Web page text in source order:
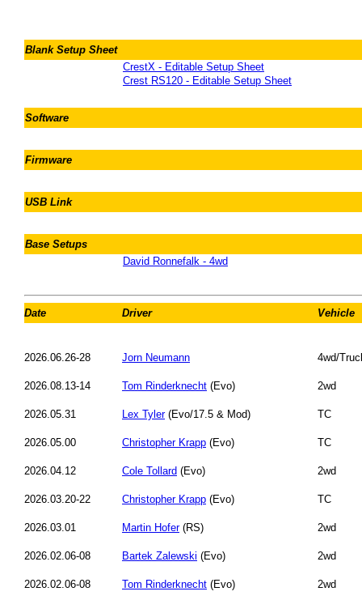
Blank Setup Sheet
CrestX - Editable Setup Sheet
Crest RS120 - Editable Setup Sheet
Software
Firmware
USB Link
Base Setups
David Ronnefalk - 4wd
Date Driver Vehicle
2026.06.26-28 Jorn Neumann 4wd/
2026.08.13-14 Tom Rinderknecht (Evo) 2wd
2026.05.31 Lex Tyler(Evo/17.5 & Mod) TC
2026.05.00 Christopher Krapp (Evo) TC
2026.04.12 Cole Tollard (Evo) 2wd
2026.03.20-22 Christopher Krapp (Evo) TC
2026.03.01 Martin Hofer(RS) 2wd
2026.02.06-08 Bartek Zalewski (Evo) 2wd
2026.02.06-08 Tom Rinderknecht (Evo) 2wd